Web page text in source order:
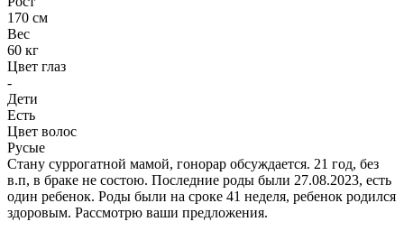
170 см
Вес
60 кг
Цвет глаз
-
Дети
Есть
Цвет волос
Русые
Стану суррогатной мамой, гонорар обсуждается. 21 год, без
в.п, в браке не состою. Последние роды были 27.08.2023, есть
один ребенок. Роды были на сроке 41 неделя, ребенок родился
здоровым. Рассмотрю ваши предложения.